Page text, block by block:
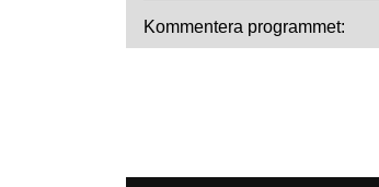
Kommentera programmet: